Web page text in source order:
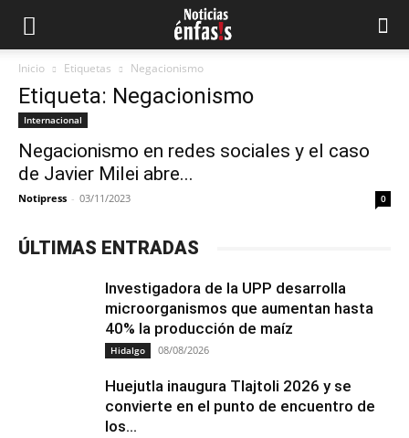
Inicio Etiquetas Negacionismo
Etiqueta: Negacionismo
Internacional
Negacionismo en redes sociales y el caso
de Javier Milei abre...
Notipress - 03/11/2023 0
ÚLTIMAS ENTRADAS
Investigadora de la UPP desarrolla
microorganismos que aumentan hasta
40% la producción de maíz
Hidalgo 08/08/2026
Huejutla inaugura Tlajtoli 2026 y se
convierte en el punto de encuentro de
los...